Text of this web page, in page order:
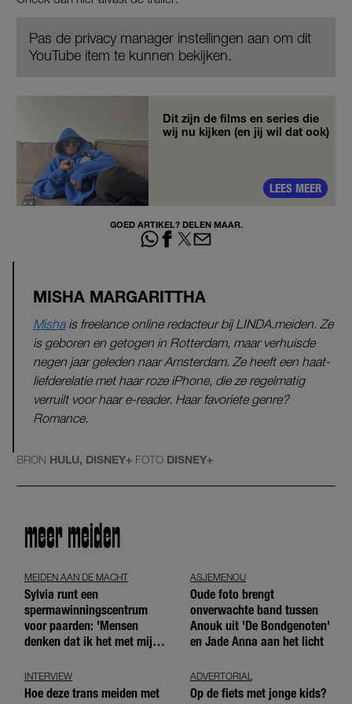
Pas de privacy manager instellingen aan om dit
YouTube item te kunnen bekijken.
Dit zijn de films en series die
wij nu kijken (en jij wil dat ook)
LEES MEER
GOED ARTIKEL? DELEN MAAR.
MISHA MARGARITTHA
Mishais freelance online redacteur bij LINDA.meiden. Ze
is geboren en getogen in Rotterdam, maar verhuisde
negen jaar geleden naar Amsterdam. Ze heeft een haat-
liefderelatie met haar roze iPhone, die ze regelmatig
verruilt voor haar e-reader. Haar favoriete genre?
Romance.
BRON HULU, DISNEY+ FOTO DISNEY+
meer meiden
MEIDEN AAN DE MACHT
Sylvia runt een
spermawinningscentrum
voor paarden: 'Mensen
denken dat ik het met mijn
ASJEMENOU
Oude foto brengt
onverwachte band tussen
Anouk uit 'De Bondgenoten'
en Jade Anna aan het licht
INTERVIEW
Hoe deze trans meiden met
ADVERTORIAL
Op de fiets met jonge kids?